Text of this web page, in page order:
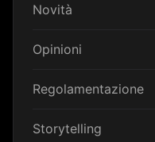
Novità
Opinioni
Regolamentazione
Storytelling